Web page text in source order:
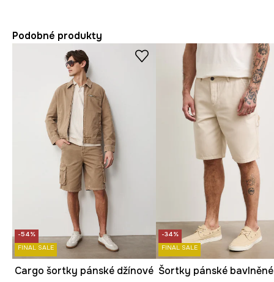
Podobné produkty
-54%
FINAL SALE
Cargo šortky pánské džínové
-34%
FINAL SALE